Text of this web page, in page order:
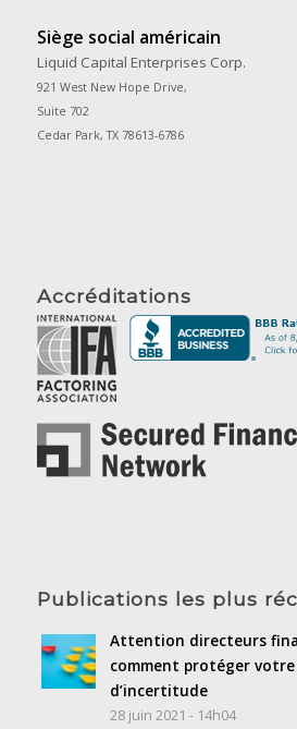
Siège social américain
Liquid Capital Enterprises Corp.
921 West New Hope Drive,
Suite 702
Cedar Park, TX 78613-6786
Accréditations
Publications les plus
Attention directeurs
comment protéger
d’incertitude
28 juin 2021 - 14h04